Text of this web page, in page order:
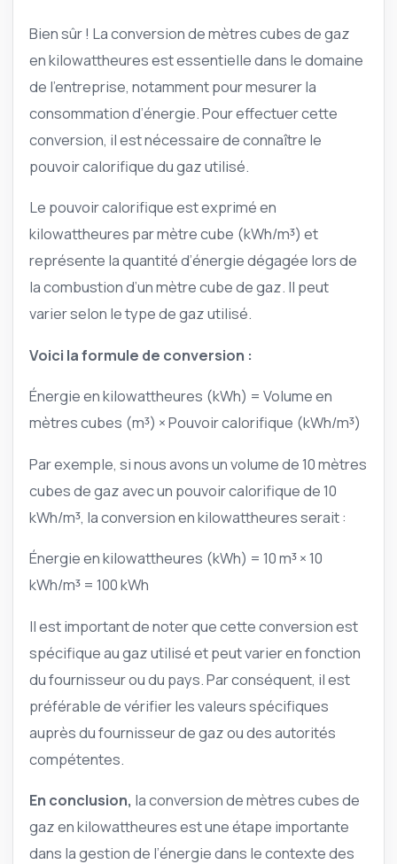
Bien sûr ! La conversion de mètres cubes de gaz
en kilowattheures est essentielle dans le domaine
de l’entreprise, notamment pour mesurer la
consommation d’énergie. Pour effectuer cette
conversion, il est nécessaire de connaître le
pouvoir calorifique du gaz utilisé.
Le pouvoir calorifique est exprimé en
kilowattheures par mètre cube (kWh/m³) et
représente la quantité d’énergie dégagée lors de
la combustion d’un mètre cube de gaz. Il peut
varier selon le type de gaz utilisé.
Voici la formule de conversion :
Énergie en kilowattheures (kWh) = Volume en
mètres cubes (m³) × Pouvoir calorifique (kWh/m³)
Par exemple, si nous avons un volume de 10 mètres
cubes de gaz avec un pouvoir calorifique de 10
kWh/m³, la conversion en kilowattheures serait :
Énergie en kilowattheures (kWh) = 10 m³ × 10
kWh/m³ = 100 kWh
Il est important de noter que cette conversion est
spécifique au gaz utilisé et peut varier en fonction
du fournisseur ou du pays. Par conséquent, il est
préférable de vérifier les valeurs spécifiques
auprès du fournisseur de gaz ou des autorités
compétentes.
En conclusion, la conversion de mètres cubes de
gaz en kilowattheures est une étape importante
dans la gestion de l’énergie dans le contexte des